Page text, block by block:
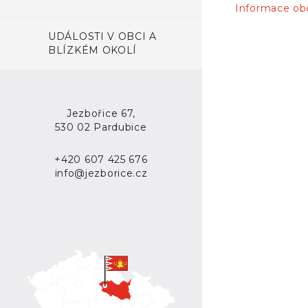
UDÁLOSTI V OBCI A
BLÍZKÉM OKOLÍ
Jezbořice 67,
530 02 Pardubice
+420 607 425 676
info@jezborice.cz
Informace